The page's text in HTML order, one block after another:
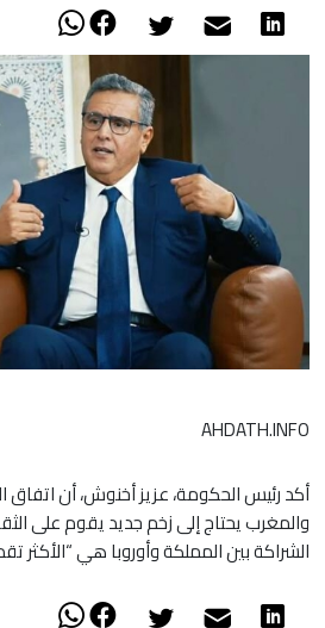
AHDATH.INFO
أكد رئيس الحكومة، عزيز أخنوش، أن اتفاق
والمغرب يحتاج إلى زخم جديد يقوم على
الشراكة بين المملكة وأوروبا هي “الأكثر